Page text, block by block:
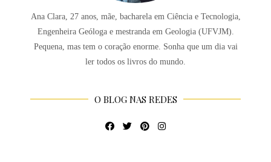
Ana Clara, 27 anos, mãe, bacharela em Ciência e Tecnologia,
Engenheira Geóloga e mestranda em Geologia (UFVJM).
Pequena, mas tem o coração enorme. Sonha que um dia vai
ler todos os livros do mundo.
O BLOG NAS REDES